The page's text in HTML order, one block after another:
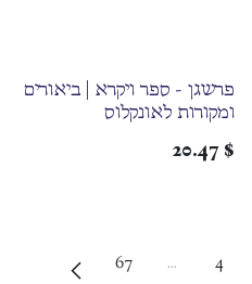
פרשגן - ספר ויקרא | ביאורים
ומקורות לאונקלוס
$
20.47
4
…
67